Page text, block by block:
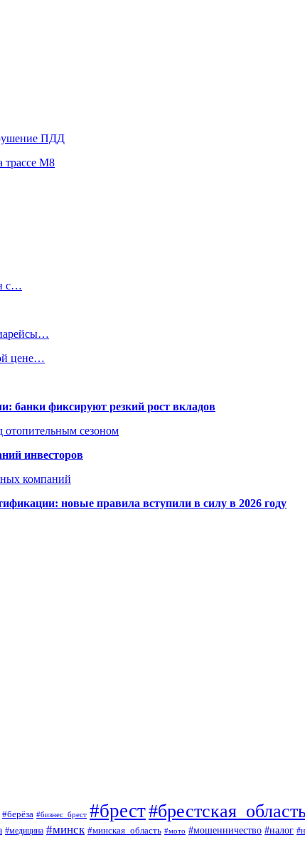
ПДД
трассе М8
с…
цене…
банки фиксируют резкий рост вкладов
отопительным сезоном
инвесторов
компаний
новые правила вступили в силу в 2026 году
#берёза #бизнес_брест #брест#брестская_область
#медицина #минск #минская_область #мото #мошенничество #налог